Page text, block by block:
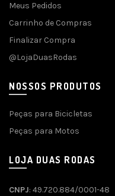
Meus Pedidos
Carrinho de Compras
Finalizar Compra
@LojaDuasRodas
NOSSOS PRODUTOS
Peças para Bicicletas
Peças para Motos
LOJA DUAS RODAS
CNPJ: 49.720.884/0001-48